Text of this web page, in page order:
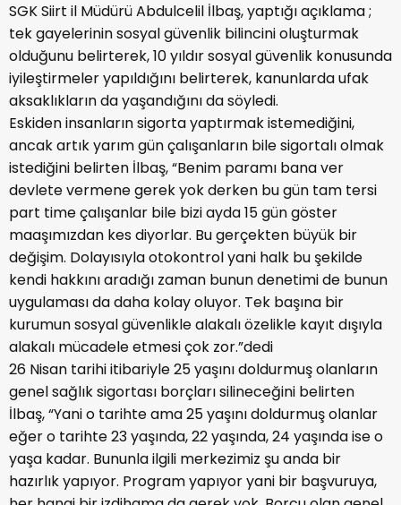
SGK Siirt il Müdürü Abdulcelil İlbaş, yaptığı açıklama ;
tek gayelerinin sosyal güvenlik bilincini oluşturmak
olduğunu belirterek, 10 yıldır sosyal güvenlik konusunda
iyileştirmeler yapıldığını belirterek, kanunlarda ufak
aksaklıkların da yaşandığını da söyledi.
Eskiden insanların sigorta yaptırmak istemediğini,
ancak artık yarım gün çalışanların bile sigortalı olmak
istediğini belirten İlbaş, “Benim paramı bana ver
devlete vermene gerek yok derken bu gün tam tersi
part time çalışanlar bile bizi ayda 15 gün göster
maaşımızdan kes diyorlar. Bu gerçekten büyük bir
değişim. Dolayısıyla otokontrol yani halk bu şekilde
kendi hakkını aradığı zaman bunun denetimi de bunun
uygulaması da daha kolay oluyor. Tek başına bir
kurumun sosyal güvenlikle alakalı özelikle kayıt dışıyla
alakalı mücadele etmesi çok zor.”dedi
26 Nisan tarihi itibariyle 25 yaşını doldurmuş olanların
genel sağlık sigortası borçları silineceğini belirten
İlbaş, “Yani o tarihte ama 25 yaşını doldurmuş olanlar
eğer o tarihte 23 yaşında, 22 yaşında, 24 yaşında ise o
yaşa kadar. Bununla ilgili merkezimiz şu anda bir
hazırlık yapıyor. Program yapıyor yani bir başvuruya,